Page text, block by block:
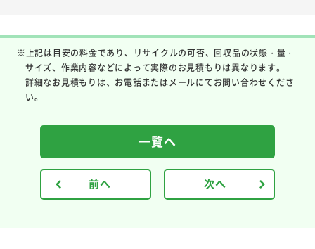
※上記は目安の料金であり、リサイクルの可否、回収品の状態・量・
サイズ、作業内容などによって実際のお見積もりは異なります。
詳細なお見積もりは、お電話またはメールにてお問い合わせくださ
い。
前へ
一覧へ
次へ